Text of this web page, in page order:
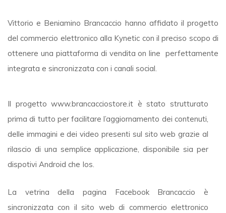
Vittorio e Beniamino Brancaccio hanno affidato il progetto
del commercio elettronico alla Kynetic con il preciso scopo di
ottenere una piattaforma di vendita on line perfettamente
integrata e sincronizzata con i canali social.
Il progetto www.brancacciostore.it è stato strutturato
prima di tutto per facilitare l’aggiornamento dei contenuti,
delle immagini e dei video presenti sul sito web grazie al
rilascio di una semplice applicazione, disponibile sia per
dispotivi Android che Ios.
La vetrina della pagina Facebook Brancaccio è
sincronizzata con il sito web di commercio elettronico